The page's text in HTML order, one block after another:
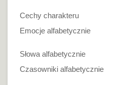
Cechy charakteru
Emocje alfabetycznie
Słowa alfabetycznie
Czasowniki alfabetycznie